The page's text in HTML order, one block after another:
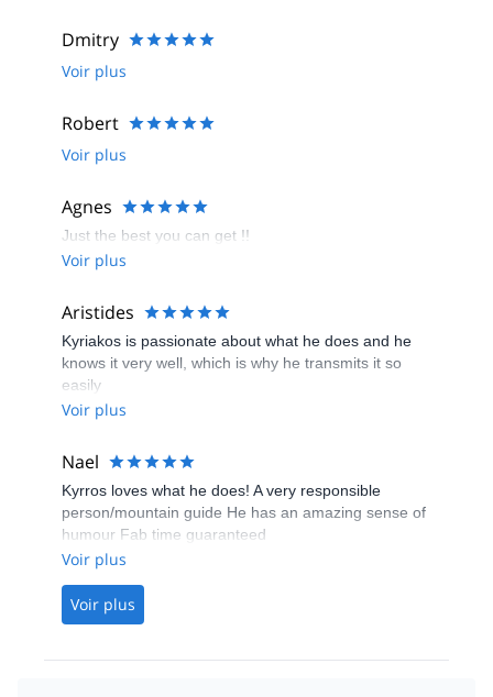
Dmitry
Voir plus
Robert
Voir plus
Agnes
Just the best you can get !!
Voir plus
Aristides
Kyriakos is passionate about what he does and he
knows it very well, which is why he transmits it so
easily
Voir plus
Nael
Kyrros loves what he does! A very responsible
person/mountain guide He has an amazing sense of
humour Fab time guaranteed
Voir plus
Voir plus